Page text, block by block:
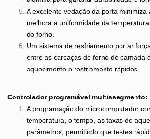
A excelente vedação da porta minimiza
melhora a uniformidade da
do forno.
Um sistema de resfriamento por ar
entre as carcaças do forno de camada
aquecimento e resfriamento rápidos.
Controlador programável multissegmento:
A programação do microcomputador
temperatura, o tempo, as taxas de
parâmetros, permitindo que testes